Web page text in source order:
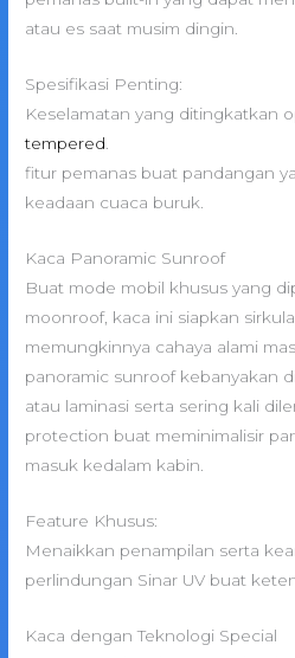
atau es saat musim dingin.
Spesifikasi Penting:
Keselamatan yang ditingkatkan
tempered
fitur pemanas buat pandangan
keadaan cuaca buruk.
Kaca Panoramic Sunroof
Buat mode mobil khusus yang
moonroof, kaca ini siapkan
memungkinnya cahaya alami
panoramic sunroof kebanyakan
atau laminasi serta sering kali
protection buat meminimalisir
masuk kedalam kabin.
Feature Khusus:
Menaikkan penampilan serta
perlindungan Sinar UV buat
Kaca dengan Teknologi Special